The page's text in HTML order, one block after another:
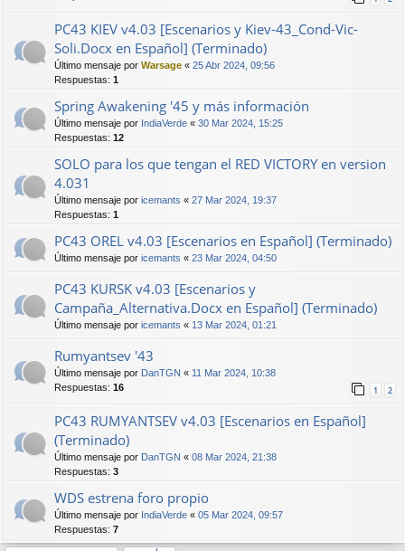
PC43 KIEV v4.03 [Escenarios y Kiev-43_Cond-Vic-
Soli.Docx en Español] (Terminado)
Último mensaje por Warsage « 25 Abr 2024, 09:56
Respuestas: 1
Spring Awakening '45 y más información
Último mensaje por IndiaVerde « 30 Mar 2024, 15:25
Respuestas: 12
SOLO para los que tengan el RED VICTORY en version
4.031
Último mensaje por icemants « 27 Mar 2024, 19:37
Respuestas: 1
PC43 OREL v4.03 [Escenarios en Español] (Terminado)
Último mensaje por icemants « 23 Mar 2024, 04:50
PC43 KURSK v4.03 [Escenarios y
Campaña_Alternativa.Docx en Español] (Terminado)
Último mensaje por icemants « 13 Mar 2024, 01:21
Rumyantsev '43
Último mensaje por DanTGN « 11 Mar 2024, 10:38
Respuestas: 16 1 2
PC43 RUMYANTSEV v4.03 [Escenarios en Español]
(Terminado)
Último mensaje por DanTGN « 08 Mar 2024, 21:38
Respuestas: 3
WDS estrena foro propio
Último mensaje por IndiaVerde « 05 Mar 2024, 09:57
Respuestas: 7